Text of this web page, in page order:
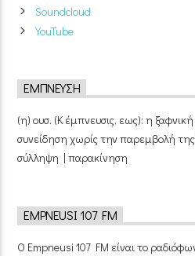
Soundcloud
YouTube
ΈΜΠΝΕΥΣΗ
(η) ουσ. (Κ έμπνευσις, εως): η
συνείδηση χωρίς την παρεμβολή
σύλληψη | παρακίνηση
EMPNEUSI 107 FM
Ο Empneusi 107 FM είναι το